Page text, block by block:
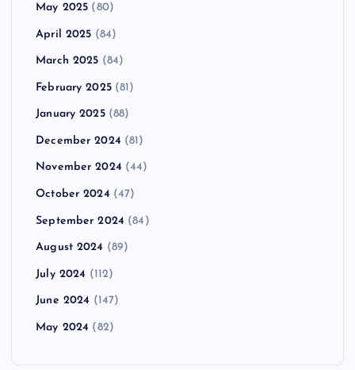
May 2025 (80)
April 2025 (84)
March 2025 (84)
February 2025(81)
January 2025(88)
December 2024 (81)
November 2024 (44)
October 2024 (47)
September 2024 (84)
August 2024 (89)
July 2024 (112)
June 2024 (147)
May 2024 (82)